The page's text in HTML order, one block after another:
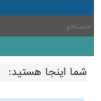
شما اینجا هستید: